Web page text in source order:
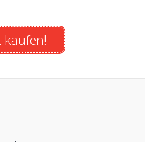
kaufen!